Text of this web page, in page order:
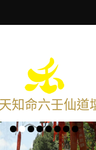
知命六壬仙道